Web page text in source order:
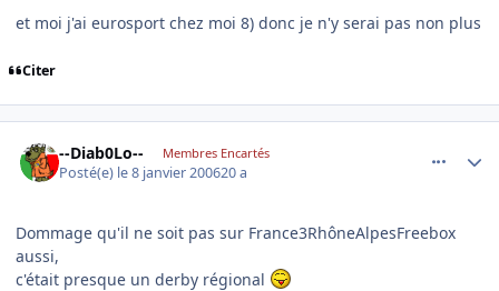
et moi j'ai eurosport chez moi 8) donc je n'y serai pas non plus
Citer
--Diab0Lo-- Membres Encartés
Posté(e) le 8 janvier 200620 a
Dommage qu'il ne soit pas sur France3RhôneAlpesFreebox
aussi,
c'était presque un derby régional